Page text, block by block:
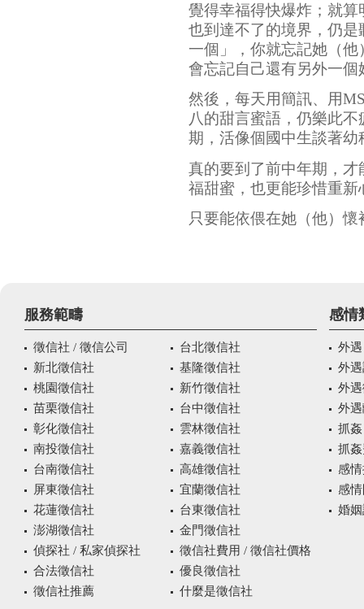
覺得幸福得快爆炸；就
也到達不了的境界，仍
一個」，你就忘記她（
會忘記自己還有另外一個
然後，每天用簡訊、用
八的甜言蜜語，仍樂此
期，活像個國中生談著幼
真的要到了前中年期，
福甜蜜，也更能珍惜重新
只要能依偎在她（他）
服務範疇
徵信社 / 徵信公司
台北徵信社
新北徵信社
基隆徵信社
桃園徵信社
新竹徵信社
苗栗徵信社
台中徵信社
彰化徵信社
雲林徵信社
南投徵信社
嘉義徵信社
台南徵信社
高雄徵信社
屏東徵信社
宜蘭徵信社
花蓮徵信社
台東徵信社
澎湖徵信社
金門徵信社
偵探社 / 私家偵探社
徵信社費用 / 徵信社價格
合法徵信社
優良徵信社
徵信社推薦
什麼是徵信社
感情
外遇
外
外
外
抓姦
抓
感
感
婚